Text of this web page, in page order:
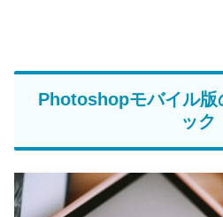
Photoshopモバイル版
ック